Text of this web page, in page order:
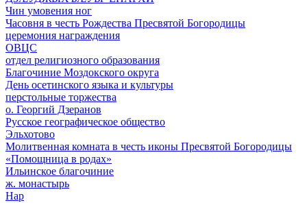
Чин умовения ног
Часовня в честь Рождества Пресвятой Богородицы
церемония награждения
ОВЦС
отдел религиозного образования
Благочиние Моздокского округа
День осетинского языка и культуры
перстольные торжества
о. Георгий Дзеранов
Русское географическое общество
Эльхотово
Молитвенная комната в честь иконы Пресвятой Богородицы
«Помощница в родах»
Ильинское благочиние
ж. монастырь
Нар